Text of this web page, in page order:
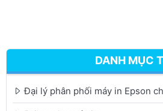
DANH MỤC
Đại lý phân phối máy in Epson